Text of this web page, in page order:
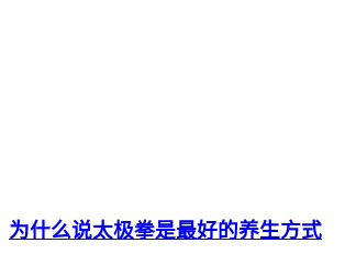
为什么说太极拳是最好的养生方式